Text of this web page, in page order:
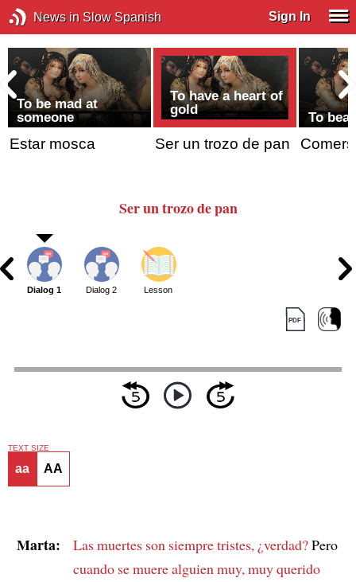
News in Slow Spanish Sign In
To be mad at
someone
Estar mosca
To have a heart of
gold
Ser un trozo de pan
To
Ser un trozo de pan
Dialog 1 Dialog 2 Lesson
TEXT SIZE
aa AA
Marta: Las muertes son siempre tristes, ¿verdad?Pero
cuando se muere alguien muy, muy querido